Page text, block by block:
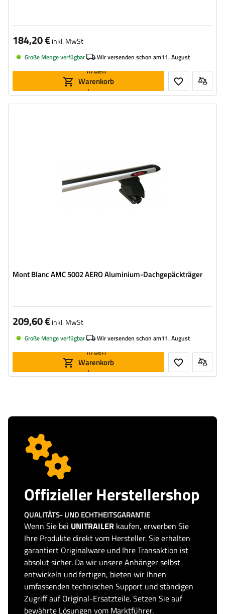
184,20 €inkl. MwSt
Große Menge verfügbar Wir versenden schon am11. August
In den
Warenkorb
legen
Mont Blanc AMC 5002 AERO Aluminium-Dachgepäckträger
209,60 €inkl. MwSt
Große Menge verfügbar Wir versenden schon am11. August
In den
Warenkorb
legen
Offizieller Herstellershop
QUALITÄTS- UND ECHTHEITSGARANTIE
Wenn Sie bei UNITRAILER kaufen, erwerben Sie
Ihre Produkte direkt vom Hersteller. Sie erhalten
garantiert Originalware und Ihre Transaktion ist
absolut sicher. Da wir unsere Anhänger selbst
entwickeln und fertigen, bieten wir Ihnen
umfassenden technischen Support und ständigen
Zugriff auf Original-Ersatzteile. Setzen Sie auf
bewährte Lösungen vom Marktführer.